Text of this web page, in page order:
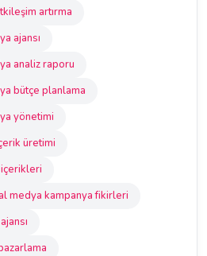
artırma
ajansı
analiz raporu
bütçe planlama
yönetimi
üretimi
medya kampanya fikirleri